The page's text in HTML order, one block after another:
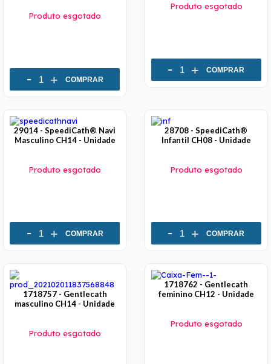
Produto esgotado
- + COMPRAR
Produto esgotado
- + COMPRAR
29014 - SpeediCath® Navi
Masculino CH14 - Unidade
Produto esgotado
- + COMPRAR
28708 - SpeediCath®
Infantil CH08 - Unidade
Produto esgotado
- + COMPRAR
1718757 - Gentlecath
masculino CH14 - Unidade
Produto esgotado
1718762 - Gentlecath
feminino CH12 - Unidade
Produto esgotado